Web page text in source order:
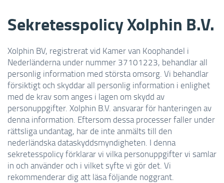
Sekretesspolicy Xolphin B.V.
Xolphin BV, registrerat vid Kamer van Koophandel i
Nederländerna under nummer 37101223, behandlar all
personlig information med största omsorg. Vi behandlar
försiktigt och skyddar all personlig information i enlighet
med de krav som anges i lagen om skydd av
personuppgifter. Xolphin B.V. ansvarar för hanteringen av
denna information. Eftersom dessa processer faller under
rättsliga undantag, har de inte anmälts till den
nederländska dataskyddsmyndigheten. I denna
sekretesspolicy förklarar vi vilka personuppgifter vi samlar
in och använder och i vilket syfte vi gör det. Vi
rekommenderar dig att läsa följande noggrant.